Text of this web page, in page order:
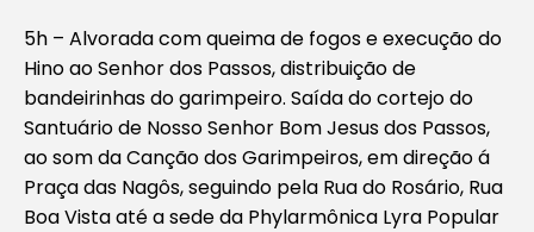
5h – Alvorada com queima de fogos e execução do
Hino ao Senhor dos Passos, distribuição de
bandeirinhas do garimpeiro. Saída do cortejo do
Santuário de Nosso Senhor Bom Jesus dos Passos,
ao som da Canção dos Garimpeiros, em direção á
Praça das Nagôs, seguindo pela Rua do Rosário, Rua
Boa Vista até a sede da Phylarmônica Lyra Popular